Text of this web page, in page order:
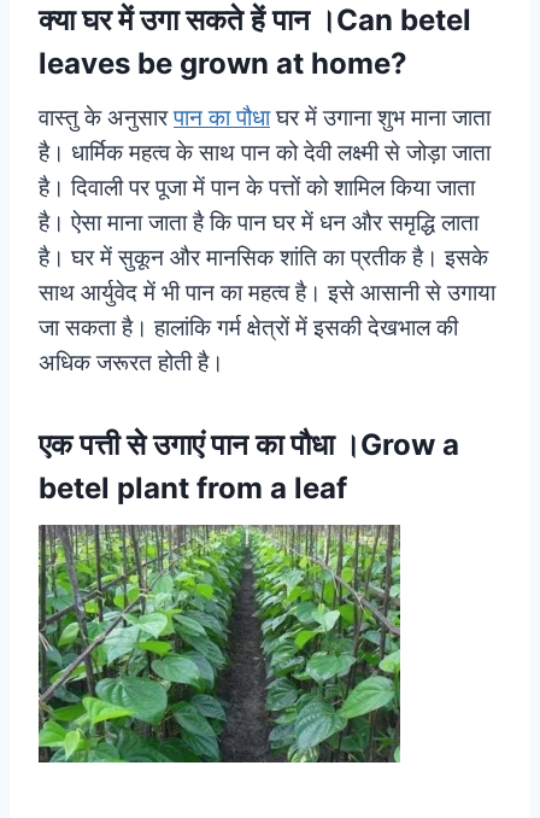
क्या घर में उगा सकते हें पान ।Can betel
leaves be grown at home?
वास्तु के अनुसारपान का पौधाघर में उगाना शुभ माना जाता
है। धार्मिक महत्व के साथ पान को देवी लक्ष्मी से जोड़ा जाता
है। दिवाली पर पूजा में पान के पत्तों को शामिल किया जाता
है। ऐसा माना जाता है कि पान घर में धन और समृद्धि लाता
है। घर में सुकून और मानसिक शांति का प्रतीक है। इसके
साथ आर्युवेद में भी पान का महत्व है। इसे आसानी से उगाया
जा सकता है। हालांकि गर्म क्षेत्रों में इसकी देखभाल की
अधिक जरूरत होती है।
एक पत्ती से उगाएं पान का पौधा ।Grow a
betel plant from a leaf